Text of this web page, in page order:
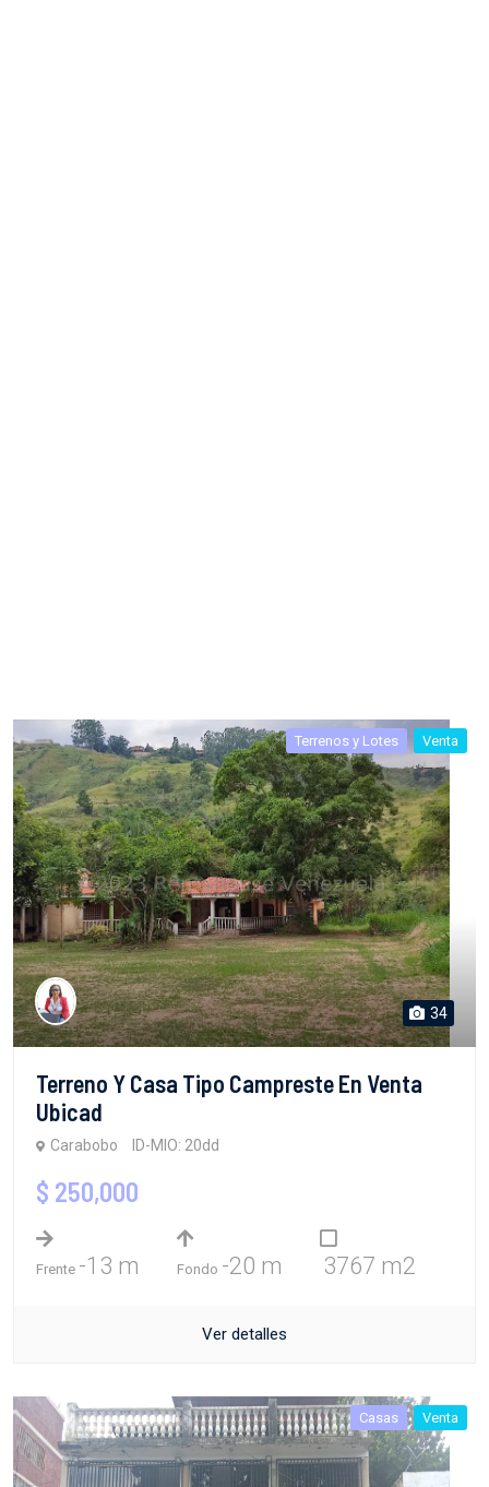
Terrenos y Lotes Venta
34
Terreno Y Casa Tipo Campreste En Venta
Ubicad
Carabobo ID-MIO: 20dd
$ 250,000
Frente -13 m Fondo -20 m 3767 m2
Ver detalles
Casas Venta